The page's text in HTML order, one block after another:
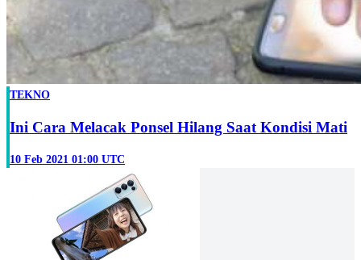
TEKNO
Ini Cara Melacak Ponsel Hilang Saat Kondisi Mati
10 Feb 2021 01:00 UTC